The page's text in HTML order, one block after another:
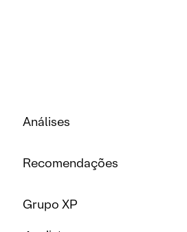
Análises
Recomendações
Grupo XP